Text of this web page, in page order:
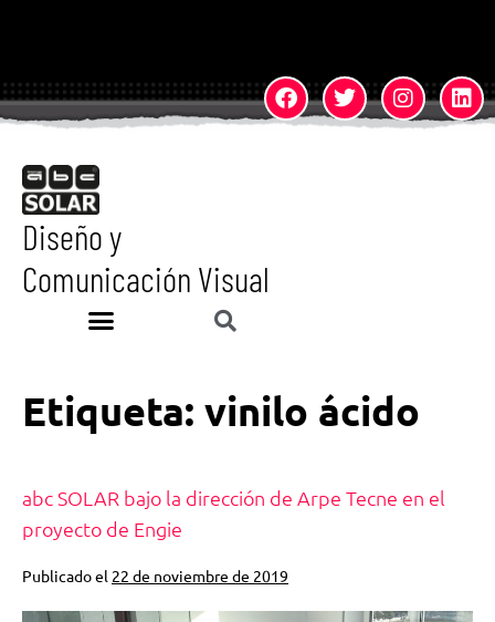
Diseño y
Comunicación Visual
Etiqueta: vinilo ácido
abc SOLAR bajo la dirección de Arpe Tecne en el
proyecto de Engie
Publicado el 22 de noviembre de 2019